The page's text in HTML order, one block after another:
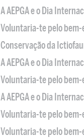
A AEPGA e o Dia
Voluntaria-te pelo bem-
Conservação da
A AEPGA e o Dia
Voluntaria-te pelo bem-
A AEPGA e o Dia
Voluntaria-te pelo bem-
Voluntaria-te pelo bem-